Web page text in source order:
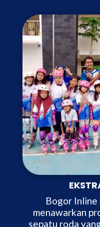
Bogor Inline
menawarkan
sepatu roda